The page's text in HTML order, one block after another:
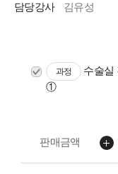
담당강사
김유성
과정
수술실
①
판매금액